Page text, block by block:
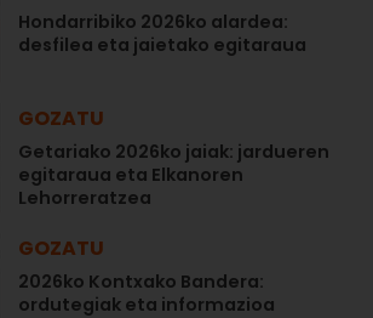
Hondarribiko 2026ko alardea:
desfilea eta jaietako egitaraua
GOZATU
Getariako 2026ko jaiak: jardueren
egitaraua eta Elkanoren
Lehorreratzea
GOZATU
2026ko Kontxako Bandera:
ordutegiak eta informazioa